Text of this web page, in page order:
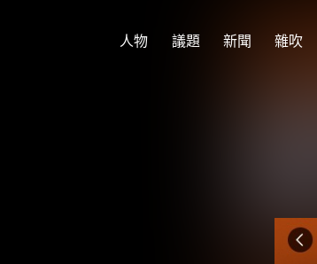
人物 議題 新聞 雜吹